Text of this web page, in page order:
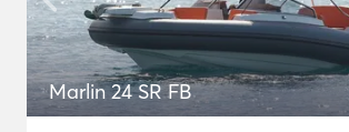
Marlin 24 SR FB